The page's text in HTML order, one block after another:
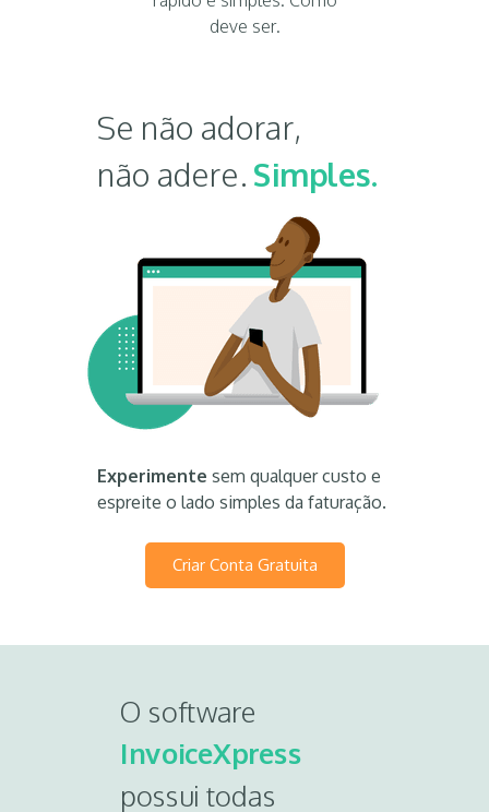
Se não adorar,
não adere. Simples.
Experimente sem qualquer custo e
espreite o lado simples da faturação.
Criar Conta Gratuita
deve ser.
O software
InvoiceXpress
possui todas